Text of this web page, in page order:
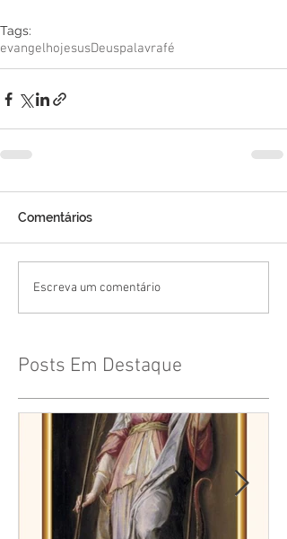
Tags:
evangelhojesusDeuspalavrafé
Comentários
Escreva um comentário
Posts Em Destaque